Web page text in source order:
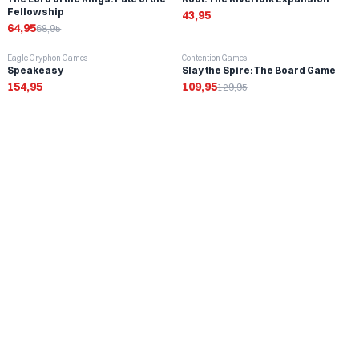
Fellowship
64,9568,95
43,95
Eagle Gryphon Games
Speakeasy
154,95
-15%
Contention Games
Slay the Spire: The Board Game
109,95129,95